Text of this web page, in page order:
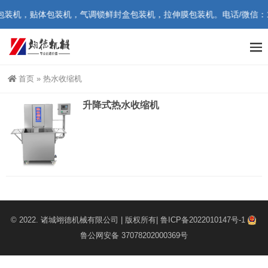
机，贴体包装机，气调锁鲜封盒包装机，拉伸膜包装机。电话/微信
首页 » 热水收缩机
升降式热水收缩机
© 2022. 诸城翊德机械有限公司 | 版权所有| 鲁ICP备2022010147号-1
鲁公网安备 37078202000369号